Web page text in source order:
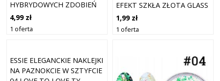
HYBRYDOWYCH ZDOBIEŃ
DISCO BLUE LAGOON
4,99 zł
1 oferta
EFEKT SZKŁA ZŁOTA GLASS
EFFECT 25CM
1,99 zł
1 oferta
ESSIE ELEGANCKIE NAKLEJKI
NA PAZNOKCIE W SZTYFCIE